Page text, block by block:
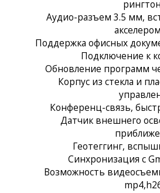
Аудио-разъем 3.5 мм,
Поддержка офисных
Подключение к
Обновление программ
Корпус из стекла и
Конференц-связь,
Датчик внешнего
Геотеггинг,
Синхронизация с
Возможность